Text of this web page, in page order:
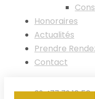
Honoraires
Actualités
Prendre
Contact
+32 477 72 18 58‬